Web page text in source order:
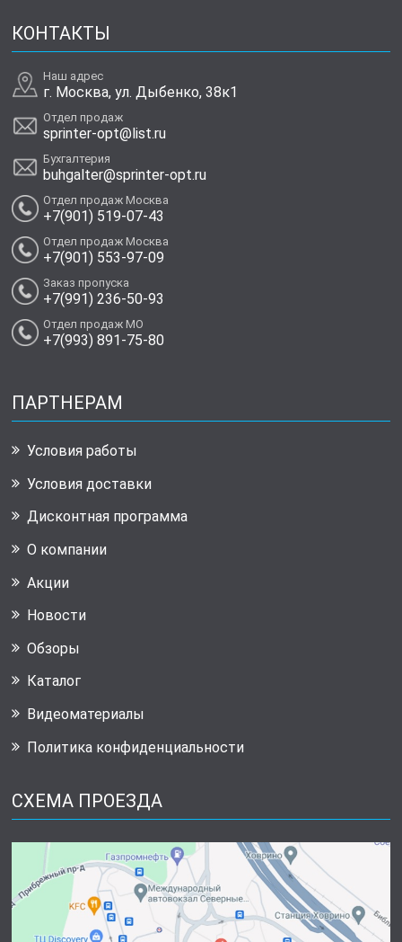
КОНТАКТЫ
Наш адрес
г. Москва, ул. Дыбенко, 38к1
Отдел продаж
sprinter-opt@list.ru
Бухгалтерия
buhgalter@sprinter-opt.ru
Отдел продаж Москва
+7(901) 519-07-43
Отдел продаж Москва
+7(901) 553-97-09
Заказ пропуска
+7(991) 236-50-93
Отдел продаж МО
+7(993) 891-75-80
ПАРТНЕРАМ
Условия работы
Условия доставки
Дисконтная программа
О компании
Акции
Новости
Обзоры
Каталог
Видеоматериалы
Политика конфиденциальности
СХЕМА ПРОЕЗДА